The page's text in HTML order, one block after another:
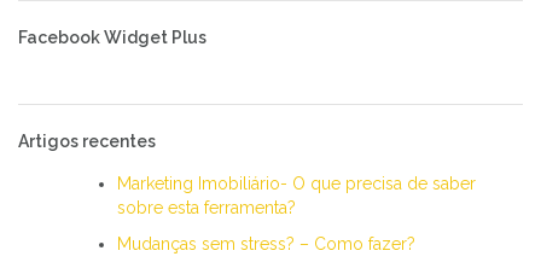
Facebook Widget Plus
Artigos recentes
Marketing Imobiliário- O que precisa de saber
sobre esta ferramenta?
Mudanças sem stress? – Como fazer?